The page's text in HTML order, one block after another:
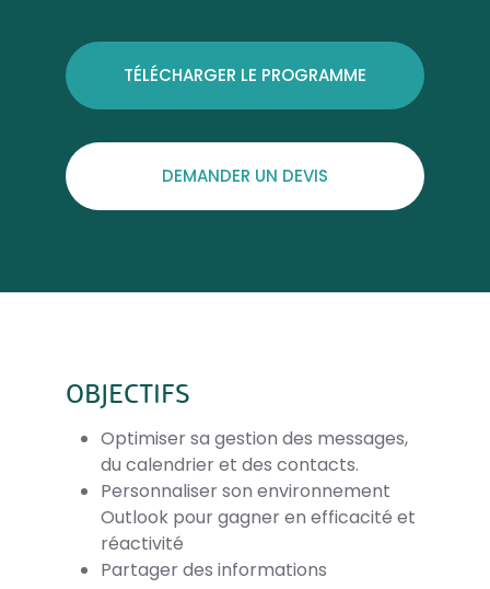
TÉLÉCHARGER LE PROGRAMME
DEMANDER UN DEVIS
OBJECTIFS
Optimiser sa gestion des messages,
du calendrier et des contacts.
Personnaliser son environnement
Outlook pour gagner en efficacité et
réactivité
Partager des informations